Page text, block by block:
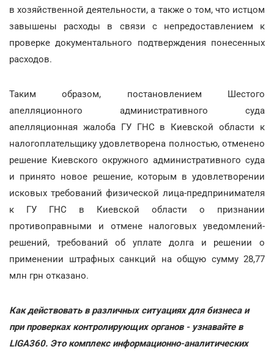
в хозяйственной деятельности, а также о том, что истцом
завышены расходы в связи с непредоставлением к
проверке документального подтверждения понесенных
расходов.
Таким образом, постановлением Шестого
апелляционного административного суда
апелляционная жалоба ГУ ГНС в Киевской области к
налогоплательщику удовлетворена полностью, отменено
решение Киевского окружного административного суда
и принято новое решение, которым в удовлетворении
исковых требований физической лица-предпринимателя
к ГУ ГНС в Киевской области о признании
противоправными и отмене налоговых уведомлений-
решений, требований об уплате долга и решении о
применении штрафных санкций на общую сумму 28,77
млн грн отказано.
Как действовать в различных ситуациях для бизнеса и
при проверках контролирующих органов - узнавайте в
LIGA360. Это комплекс информационно-аналитических